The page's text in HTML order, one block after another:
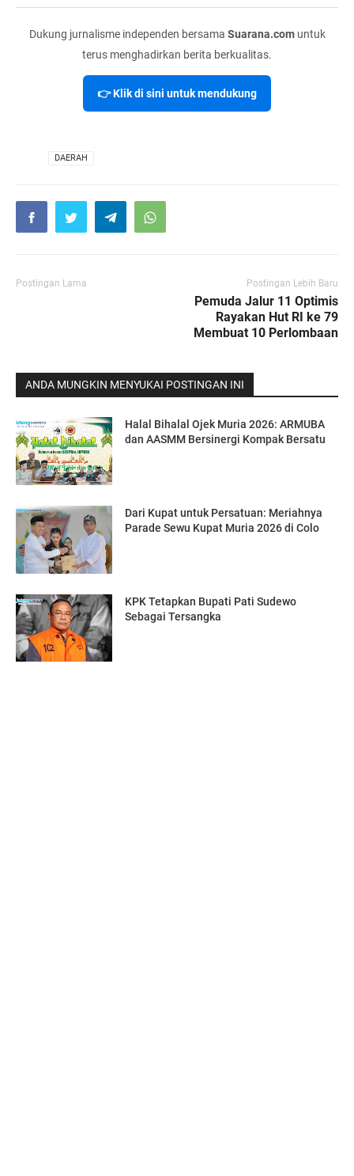
Dukung jurnalisme independen bersama Suarana.comuntuk
terus menghadirkan berita berkualitas.
👉 Klik di sini untuk mendukung
DAERAH
Postingan Lama Postingan Lebih Baru
Pemuda Jalur 11 Optimis
Rayakan Hut RI ke 79
Membuat 10 Perlombaan
ANDA MUNGKIN MENYUKAI POSTINGAN INI
Halal Bihalal Ojek Muria 2026: ARMUBA
dan AASMM Bersinergi Kompak Bersatu
Dari Kupat untuk Persatuan: Meriahnya
Parade Sewu Kupat Muria 2026 di Colo
KPK Tetapkan Bupati Pati Sudewo
Sebagai Tersangka